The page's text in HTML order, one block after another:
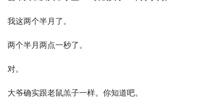
我这两个半月了。
两个半月两点一秒了。
对。
大爷确实跟老鼠羔子一样。你知道吧。